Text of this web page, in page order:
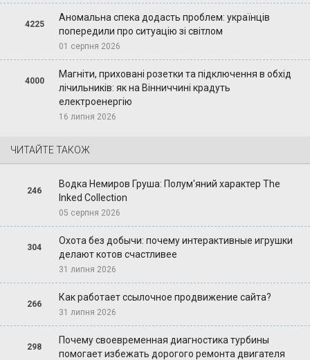
4225
Аномальна спека додасть проблем: українців
попередили про ситуацію зі світлом
01 серпня 2026
4000
Магніти, приховані розетки та підключення в обхід
лічильників: як на Вінниччині крадуть
електроенергію
16 липня 2026
ЧИТАЙТЕ ТАКОЖ
246
Водка Немиров Груша: Полум'яний характер The
Inked Collection
05 серпня 2026
304
Охота без добычи: почему интерактивные игрушки
делают котов счастливее
31 липня 2026
266
Как работает ссылочное продвижение сайта?
31 липня 2026
298
Почему своевременная диагностика турбины
помогает избежать дорогого ремонта двигателя